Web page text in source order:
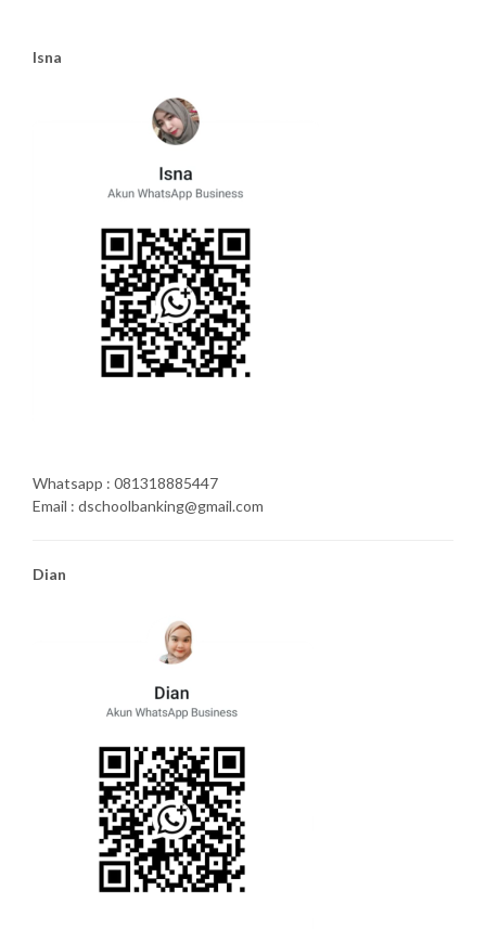
Isna
Whatsapp : 081318885447
Email : dschoolbanking@gmail.com
Dian